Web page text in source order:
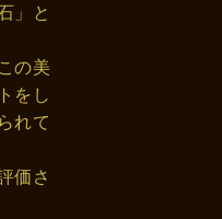
」と
の美
をし
れて
価さ